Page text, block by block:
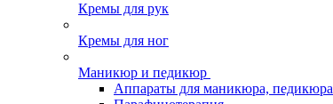
Кремы для рук
Кремы для ног
Маникюр и педикюр
Аппараты для маникюра, педикюра